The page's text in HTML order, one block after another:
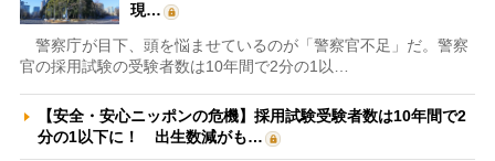
現…
警察庁が目下、頭を悩ませているのが「警察官不足」だ。警察
官の採用試験の受験者数は10年間で2分の1以…
【安全・安心ニッポンの危機】採用試験受験者数は10年間で2
分の1以下に！ 出生数減がも…